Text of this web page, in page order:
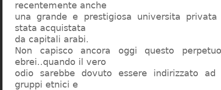
recentemente anche
una grande e prestigiosa universita
stata acquistata
da capitali arabi.
Non capisco ancora oggi questo
ebrei..quando il vero
odio sarebbe dovuto essere indirizzato
gruppi etnici e